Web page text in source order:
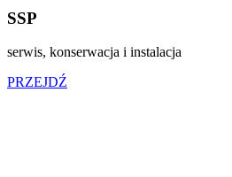
SSP
serwis, konserwacja i instalacja
PRZEJDŹ